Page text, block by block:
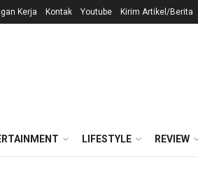
Kerja Kontak Youtube Kirim Artikel/Berita
LIFESTYLE REVIEW